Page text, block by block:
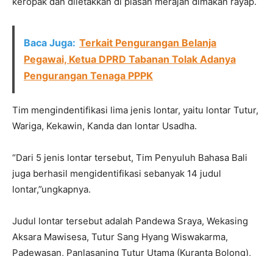
Baca Juga: Terkait Pengurangan Belanja
Pegawai, Ketua DPRD Tabanan Tolak Adanya
Pengurangan Tenaga PPPK
Tim mengindentifikasi lima jenis lontar, yaitu lontar Tutur,
Wariga, Kekawin, Kanda dan lontar Usadha.
“Dari 5 jenis lontar tersebut, Tim Penyuluh Bahasa Bali
juga berhasil mengidentifikasi sebanyak 14 judul
lontar,”ungkapnya.
Judul lontar tersebut adalah Pandewa Sraya, Wekasing
Aksara Mawisesa, Tutur Sang Hyang Wiswakarma,
Padewasan, Panlasaning Tutur Utama (Kuranta Bolong),